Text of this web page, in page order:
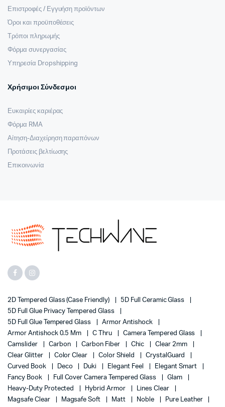
Επιστροφές / Εγγυήση προϊόντων
Όροι και προϋποθέσεις
Τρόποι πληρωμής
Φόρμα συνεργασίας
Υπηρεσία Dropshipping
Χρήσιμοι Σύνδεσμοι
Ευκαιρίες καριέρας
Φόρμα RMA
Αίτηση-Διαχείρηση παραπόνων
Προτάσεις βελτίωσης
Επικοινωνία
2D Tempered Glass (case Friendly)
5D Full Ceramic Glass
5D Full Glue Privacy Tempered Glass
5D Full Glue Tempered Glass
Armor Antishock
Armor Antishock 0.5 Mm
C Thru
Camera Tempered Glass
Camslider
Carbon Carbon Fiber Chic
Clear 2mm
Clear Glitter
Color Clear Color Shield
CrystalGuard
Curved Book
Deco Duki Elegant Feel
Elegant Smart
Fancy Book
Full Cover Camera Tempered Glass
Glam
Heavy-Duty Protected
Hybrid Armor
Lines Clear
Magsafe Clear
Magsafe Soft Matt Noble Pure Leather